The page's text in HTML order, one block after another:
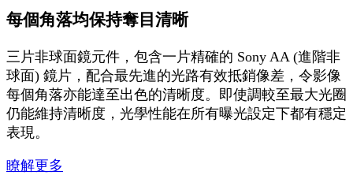
每個角落均保持奪目清晰
三片非球面鏡元件，包含一片精確的 Sony AA (進階非
球面) 鏡片，配合最先進的光路有效抵銷像差，令影像
每個角落亦能達至出色的清晰度。即使調較至最大光圈
仍能維持清晰度，光學性能在所有曝光設定下都有穩定
表現。
瞭解更多